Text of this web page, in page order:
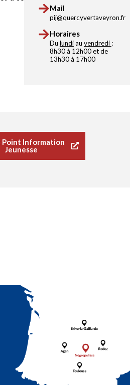
Mail
pij@quercyvertaveyron.fr
Horaires
Du lundiau vendredi :
8h30 à 12h00 et de
13h30 à 17h00
Point Information
Jeunesse